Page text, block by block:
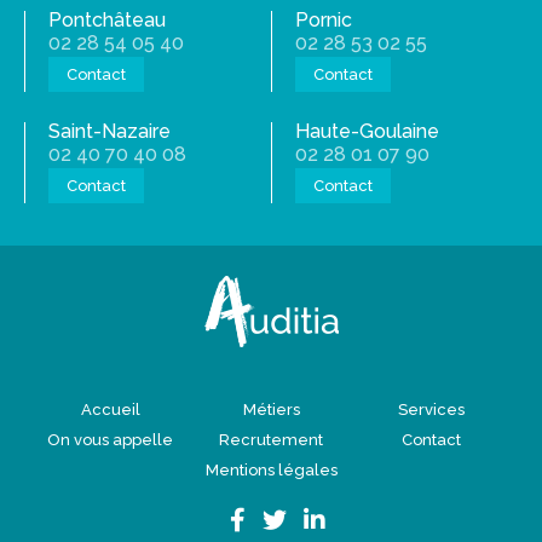
Pontchâteau
02 28 54 05 40
Contact
Pornic
02 28 53 02 55
Contact
Saint-Nazaire
02 40 70 40 08
Contact
Haute-Goulaine
02 28 01 07 90
Contact
Accueil Métiers
Services
On vous appelle
Recrutement
Contact
Mentions légales